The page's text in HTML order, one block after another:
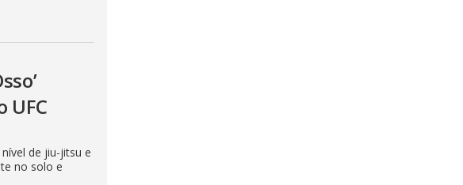
UFC
de jiu-jitsu e
no solo e